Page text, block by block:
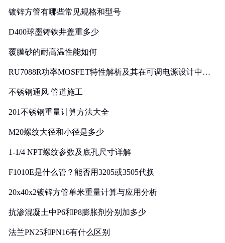
镀锌方管有哪些常见规格和型号
D400球墨铸铁井盖重多少
覆膜砂的耐高温性能如何
RU7088R功率MOSFET特性解析及其在可调电源设计中的
不锈钢通风 管道施工
201不锈钢重量计算方法大全
M20螺纹大径和小径是多少
1-1/4 NPT螺纹参数及底孔尺寸详解
F1010E是什么管？能否用3205或3505代换
20x40x2镀锌方管单米重量计算与应用分析
抗渗混凝土中P6和P8膨胀剂分别加多少
法兰PN25和PN16有什么区别